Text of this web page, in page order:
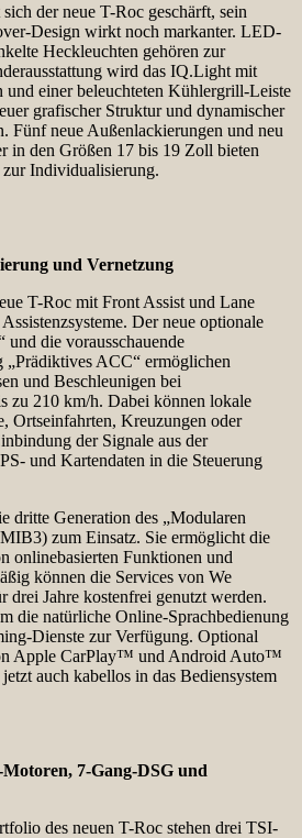
der neue T-Roc geschärft, sein
Design wirkt noch markanter. LED-
Heckleuchten gehören zur
wird das IQ.Light mit
einer beleuchteten Kühlergrill-Leiste
grafischer Struktur und dynamischer
Fünf neue Außenlackierungen und neu
in den Größen 17 bis 19 Zoll bieten
Individualisierung.
und Vernetzung
T-Roc mit Front Assist und Lane
Der neue optionale
die vorausschauende
ACC“ ermöglichen
und Beschleunigen bei
zu 210 km/h. Dabei können lokale
Ortseinfahrten, Kreuzungen oder
der Signale aus der
und Kartendaten in die Steuerung
dritte Generation des „Modularen
zum Einsatz. Sie ermöglicht die
onlinebasierten Funktionen und
können die Services von We
drei Jahre kostenfrei genutzt werden.
die natürliche Online-Sprachbedienung
Dienste zur Verfügung. Optional
Apple CarPlay™ und Android Auto™
auch kabellos in das Bediensystem
7-Gang-DSG und
des neuen T-Roc stehen drei TSI-